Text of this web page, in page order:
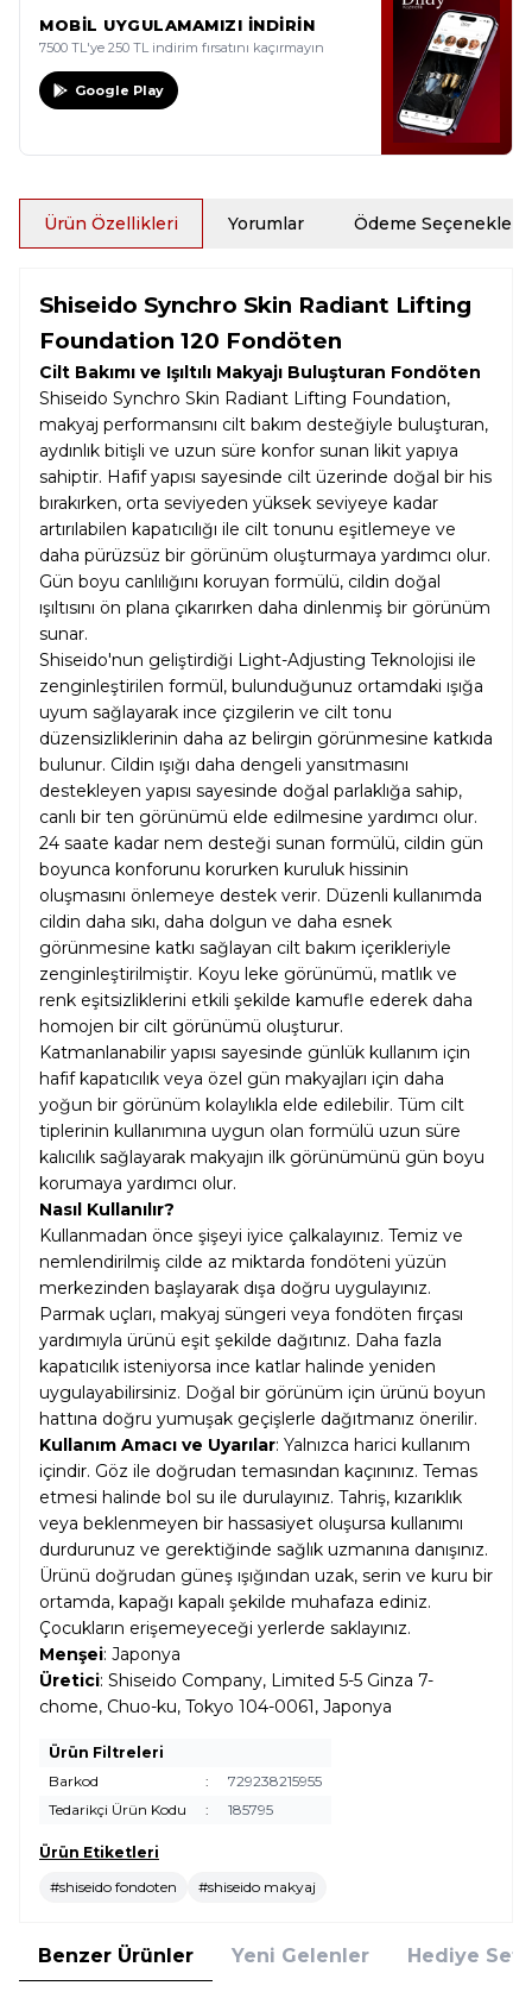
MOBİL UYGULAMAMIZI İNDİRİN
7500 TL'ye 250 TL indirim fırsatını kaçırmayın
Google Play
Ürün Özellikleri Yorumlar Ödeme Seçenekleri
Shiseido Synchro Skin Radiant Lifting
Foundation 120 Fondöten
Cilt Bakımı ve Işıltılı Makyajı Buluşturan Fondöten
Shiseido Synchro Skin Radiant Lifting Foundation,
makyaj performansını cilt bakım desteğiyle buluşturan,
aydınlık bitişli ve uzun süre konfor sunan likit yapıya
sahiptir. Hafif yapısı sayesinde cilt üzerinde doğal bir his
bırakırken, orta seviyeden yüksek seviyeye kadar
artırılabilen kapatıcılığı ile cilt tonunu eşitlemeye ve
daha pürüzsüz bir görünüm oluşturmaya yardımcı olur.
Gün boyu canlılığını koruyan formülü, cildin doğal
ışıltısını ön plana çıkarırken daha dinlenmiş bir görünüm
sunar.
Shiseido'nun geliştirdiği Light-Adjusting Teknolojisi ile
zenginleştirilen formül, bulunduğunuz ortamdaki ışığa
uyum sağlayarak ince çizgilerin ve cilt tonu
düzensizliklerinin daha az belirgin görünmesine katkıda
bulunur. Cildin ışığı daha dengeli yansıtmasını
destekleyen yapısı sayesinde doğal parlaklığa sahip,
canlı bir ten görünümü elde edilmesine yardımcı olur.
24 saate kadar nem desteği sunan formülü, cildin gün
boyunca konforunu korurken kuruluk hissinin
oluşmasını önlemeye destek verir. Düzenli kullanımda
cildin daha sıkı, daha dolgun ve daha esnek
görünmesine katkı sağlayan cilt bakım içerikleriyle
zenginleştirilmiştir. Koyu leke görünümü, matlık ve
renk eşitsizliklerini etkili şekilde kamufle ederek daha
homojen bir cilt görünümü oluşturur.
Katmanlanabilir yapısı sayesinde günlük kullanım için
hafif kapatıcılık veya özel gün makyajları için daha
yoğun bir görünüm kolaylıkla elde edilebilir. Tüm cilt
tiplerinin kullanımına uygun olan formülü uzun süre
kalıcılık sağlayarak makyajın ilk görünümünü gün boyu
korumaya yardımcı olur.
Nasıl Kullanılır?
Kullanmadan önce şişeyi iyice çalkalayınız. Temiz ve
nemlendirilmiş cilde az miktarda fondöteni yüzün
merkezinden başlayarak dışa doğru uygulayınız.
Parmak uçları, makyaj süngeri veya fondöten fırçası
yardımıyla ürünü eşit şekilde dağıtınız. Daha fazla
kapatıcılık isteniyorsa ince katlar halinde yeniden
uygulayabilirsiniz. Doğal bir görünüm için ürünü boyun
hattına doğru yumuşak geçişlerle dağıtmanız önerilir.
Kullanım Amacı ve Uyarılar: Yalnızca harici kullanım
içindir. Göz ile doğrudan temasından kaçınınız. Temas
etmesi halinde bol su ile durulayınız. Tahriş, kızarıklık
veya beklenmeyen bir hassasiyet oluşursa kullanımı
durdurunuz ve gerektiğinde sağlık uzmanına danışınız.
Ürünü doğrudan güneş ışığından uzak, serin ve kuru bir
ortamda, kapağı kapalı şekilde muhafaza ediniz.
Çocukların erişemeyeceği yerlerde saklayınız.
Menşei: Japonya
Üretici: Shiseido Company, Limited 5-5 Ginza 7-
chome, Chuo-ku, Tokyo 104-0061, Japonya
Ürün Filtreleri
Barkod
:
729238215955
Tedarikçi Ürün Kodu
: 185795
Ürün Etiketleri
#shiseido fondoten
#shiseido makyaj
Benzer Ürünler Yeni Gelenler Hediye